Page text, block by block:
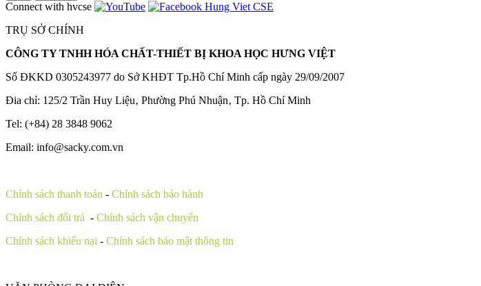
Connect with hvcse
TRỤ SỞ CHÍNH
CÔNG TY TNHH HÓA CHẤT-THIẾT BỊ KHOA HỌC HƯNG VIỆT
Số ĐKKD 0305243977 do Sở KHĐT Tp.Hồ Chí Minh cấp ngày 29/09/2007
Đia chỉ: 125/2 Trần Huy Liệu‚ Phường Phú Nhuận‚ Tp. Hồ Chí Minh
Tel: (+84) 28 3848 9062
Email: info@sacky.com.vn
Chính sách thanh toán - Chính sách bảo hành
Chính sách đổi trả - Chính sách vận chuyển
Chính sách khiếu nại - Chính sách bảo mật thông tin